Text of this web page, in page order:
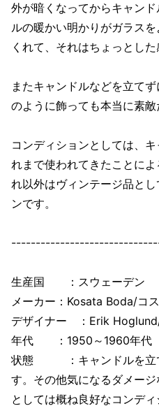
外が暗くなってからキャン
ルの暖かい明かりがガラス
くれて、それはちょっとした
またキャンドルなどを立て
のように飾っても本当に素敵
コンディションとしては、
れまで使われてきたことに
れ以外はヴィンテージ品と
ンです。
生産国 ：スウェーデン
メーカー：Kosata Boda/コ
デザイナー ：Erik
年代 ：1950～1960年代
状態 ：キャンドルを立て
す。その他気になるダメー
としては概ね良好なコンディ